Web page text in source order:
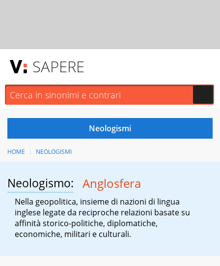
SAPERE
HOME NEOLOGISMI
Neologismo: Anglosfera
Nella geopolitica, insieme di nazioni di lingua
inglese legate da reciproche relazioni basate su
affinità storico-politiche, diplomatiche,
economiche, militari e culturali.